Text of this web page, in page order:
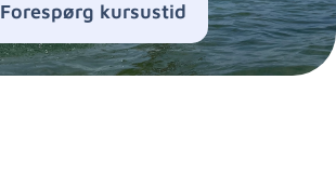
Forespørg kursustid